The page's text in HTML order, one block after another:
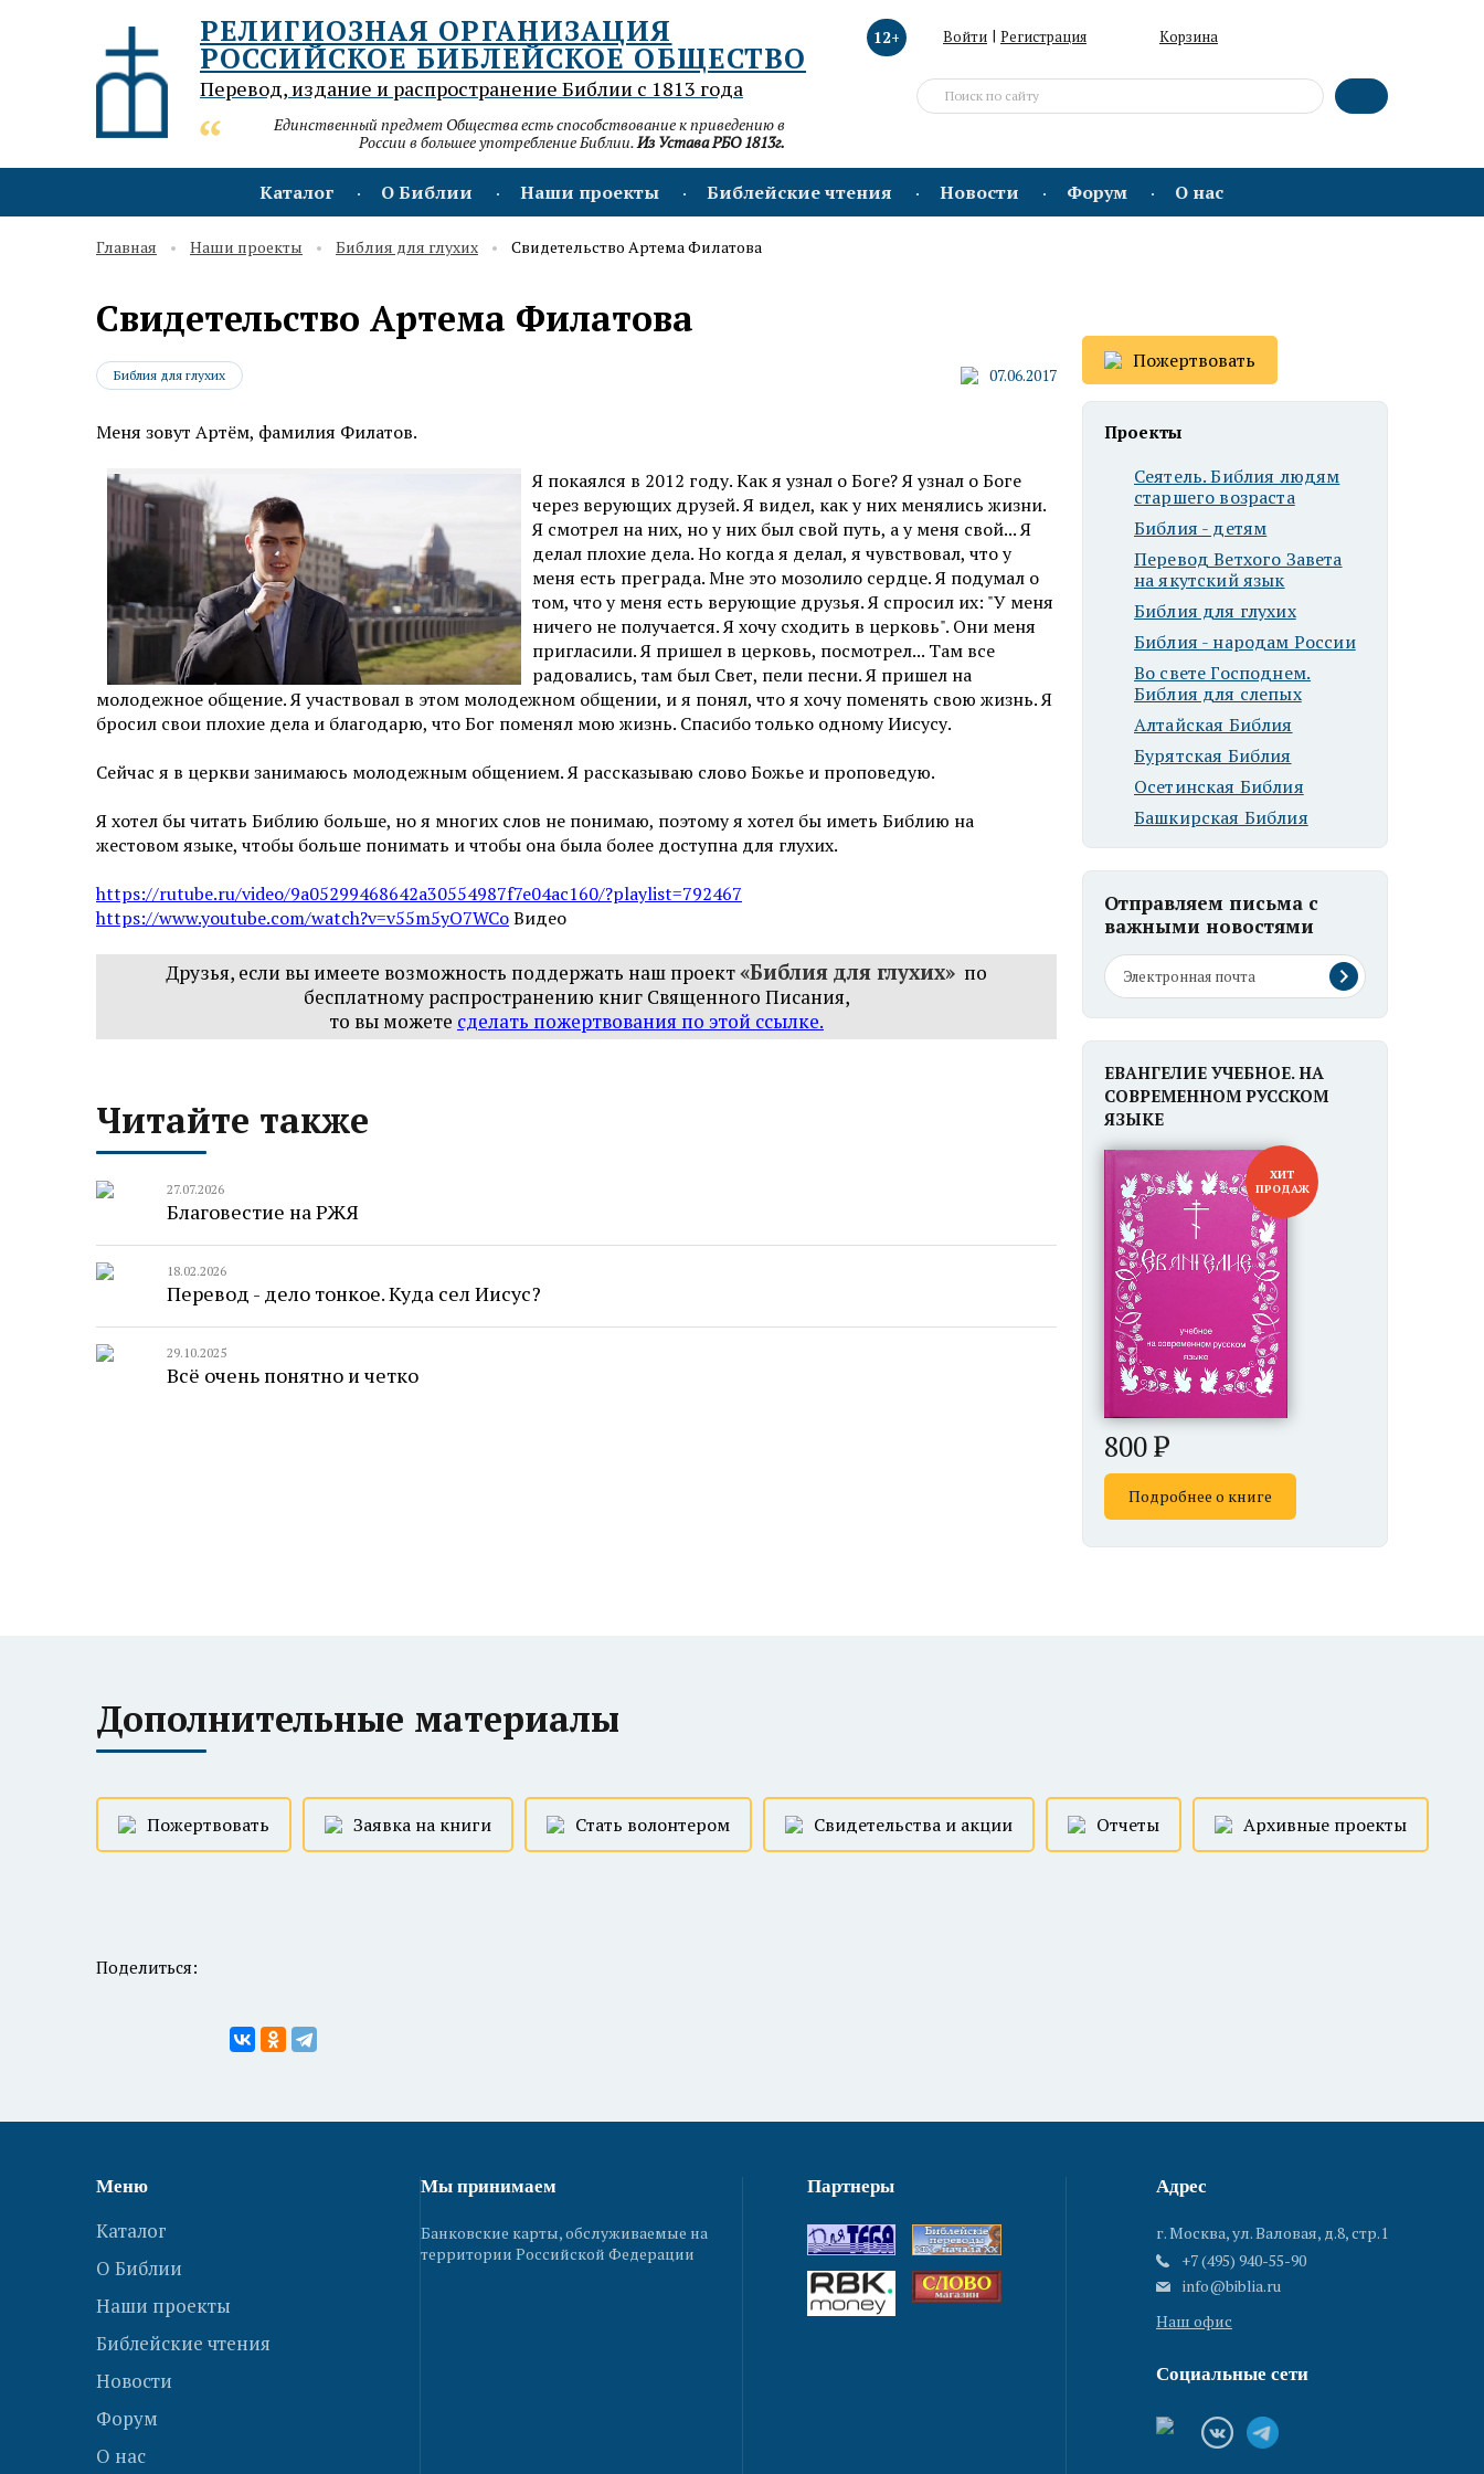
РЕЛИГИОЗНАЯ ОРГАНИЗАЦИЯ
РОССИЙСКОЕ БИБЛЕЙСКОЕ ОБЩЕСТВО
Перевод, издание и распространение Библии с 1813 года
Единственный предмет Общества есть способствование к приведению в
России в большее употребление Библии.Из Устава РБО 1813г.
12+ Войти | Регистрация Корзина
Каталог О Библии Наши проекты Библейские чтения Новости Форум О нас
Главная Наши проекты Библия для глухих Свидетельство Артема Филатова
Свидетельство Артема Филатова
Библия для глухих 07.06.2017
Меня зовут Артём, фамилия Филатов.
Я покаялся в 2012 году. Как я узнал о Боге? Я узнал о Боге
через верующих друзей. Я видел, как у них менялись жизни.
Я смотрел на них, но у них был свой путь, а у меня свой... Я
делал плохие дела. Но когда я делал, я чувствовал, что у
меня есть преграда. Мне это мозолило сердце. Я подумал о
том, что у меня есть верующие друзья. Я спросил их: "У меня
ничего не получается. Я хочу сходить в церковь". Они меня
пригласили. Я пришел в церковь, посмотрел... Там все
радовались, там был Свет, пели песни. Я пришел на
молодежное общение. Я участвовал в этом молодежном общении, и я понял, что я хочу поменять свою жизнь. Я
бросил свои плохие дела и благодарю, что Бог поменял мою жизнь. Спасибо только одному Иисусу.
Сейчас я в церкви занимаюсь молодежным общением. Я рассказываю слово Божье и проповедую.
Я хотел бы читать Библию больше, но я многих слов не понимаю, поэтому я хотел бы иметь Библию на
жестовом языке, чтобы больше понимать и чтобы она была более доступна для глухих.
https://rutube.ru/video/9a05299468642a30554987f7e04ac160/?playlist=792467
https://www.youtube.com/watch?v=v55m5yO7WCoВидео
Друзья, если вы имеете возможность поддержать наш проект«Библия для глухих» по
бесплатному распространению книг Священного Писания,
то вы можете сделать пожертвования по этой ссылке.
Читайте также
27.07.2026
Благовестие на РЖЯ
18.02.2026
Перевод - дело тонкое. Куда сел Иисус?
29.10.2025
Всё очень понятно и четко
Пожертвовать
Проекты
Сеятель. Библия людям
старшего возраста
Библия - детям
Перевод Ветхого Завета
на якутский язык
Библия для глухих
Библия - народам России
Во свете Господнем.
Библия для слепых
Алтайская Библия
Бурятская Библия
Осетинская Библия
Башкирская Библия
Отправляем письма с
важными новостями
ЕВАНГЕЛИЕ УЧЕБНОЕ. НА
СОВРЕМЕННОМ РУССКОМ
ЯЗЫКЕ
ХИТ
ПРОДАЖ
800
Подробнее о книге
Дополнительные материалы
Пожертвовать Заявка на книги Стать волонтером Свидетельства и акции Отчеты Архивные проекты
Поделиться:
Меню
Каталог
О Библии
Наши проекты
Библейские чтения
Новости
Форум
О нас
Мы принимаем
Банковские карты, обслуживаемые на
территории Российской Федерации
Партнеры Адрес
г. Москва, ул. Валовая, д.8, стр.1
+7 (495) 940-55-90
info@biblia.ru
Наш офис
Социальные сети